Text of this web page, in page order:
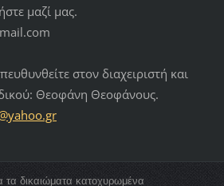
μαζί μας.
στον διαχειριστή και
Θεοφάνη Θεοφάνους.
oo.gr
δικαιώματα κατοχυρωμένα